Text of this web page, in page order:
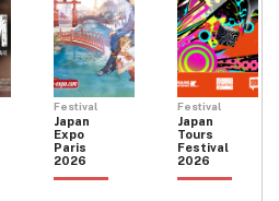
Festival
Japan
Expo
Paris
2026
Festival
Japan
Tours
Festival
2026